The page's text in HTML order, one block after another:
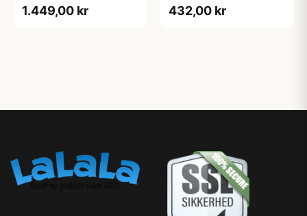
1.449,00 kr
2XL
432,00 kr